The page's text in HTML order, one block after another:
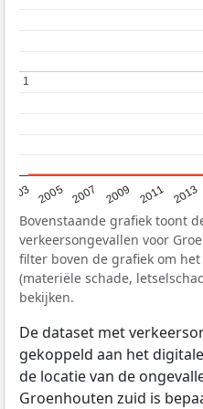
2003 2005 2007 2009 2011 2013
1
1
Bovenstaande grafiek toont
verkeersongevallen voor
filter boven de grafiek om
(materiële schade,
bekijken.
De dataset met
gekoppeld aan het
de locatie van de
Groenhouten zuid is